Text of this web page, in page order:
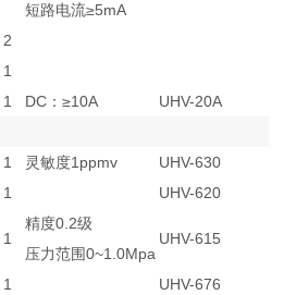
短路电流≥5mA
2
1
1 DC：≥10A
UHV-20A
1 灵敏度1ppmv
UHV-630
1 UHV-620
1
精度0.2级
压力范围0~1.0Mpa
UHV-615
1
UHV-676